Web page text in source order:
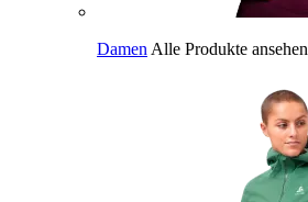
Damen Alle Produkte ansehen